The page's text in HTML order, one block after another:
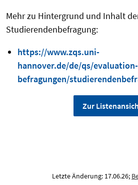
Mehr zu Hintergrund und Inhalt
Studierendenbefragung:
https://www.zqs.uni-
hannover.de/de/qs/evaluation-
befragungen/
Zur
Letzte Änderung: 17.06.26;